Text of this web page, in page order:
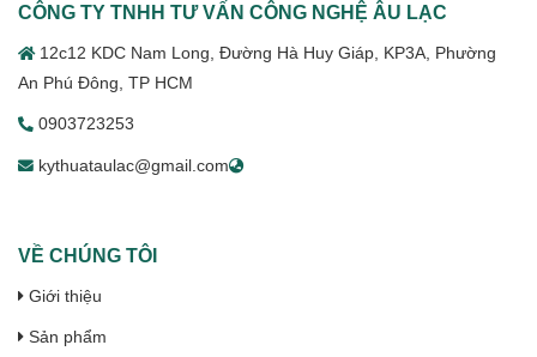
CÔNG TY TNHH TƯ VẤN CÔNG NGHỆ ÂU LẠC
12c12 KDC Nam Long, Đường Hà Huy Giáp, KP3A, Phường
An Phú Đông, TP HCM
0903723253
kythuataulac@gmail.com
VỀ CHÚNG TÔI
Giới thiệu
Sản phẩm